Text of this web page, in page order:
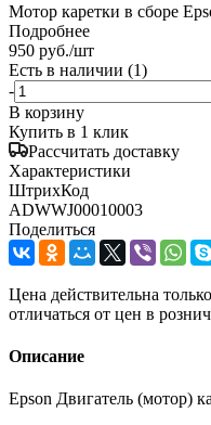
Мотор каретки в сборе
Подробнее
950 руб./шт
Есть в наличии (1)
-
В корзину
Купить в 1 клик
Рассчитать доставку
Характеристики
ШтрихКод
ADWWJ00010003
Поделиться
Цена действительна
отличаться от цен в
Описание
Epson Двигатель (мотор)